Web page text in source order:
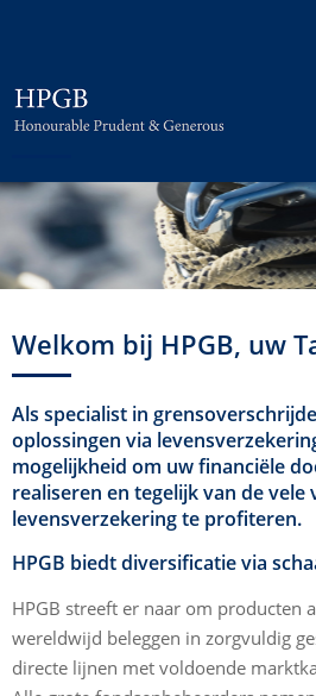
Welkom bij HPGB, uw
Als specialist in
oplossingen via
mogelijkheid om uw financiële
realiseren en tegelijk van de vele
levensverzekering te profiteren.
HPGB biedt diversificatie via
HPGB streeft er naar om producten
wereldwijd beleggen in zorgvuldig
directe lijnen met voldoende